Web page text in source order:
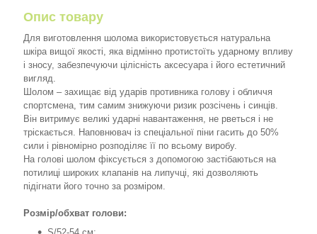
Опис товару
Для виготовлення шолома використовується натуральна
шкіра вищої якості, яка відмінно протистоїть ударному впливу
і зносу, забезпечуючи цілісність аксесуара і його естетичний
вигляд.
Шолом – захищає від ударів противника голову і обличчя
спортсмена, тим самим знижуючи ризик розсічень і синців.
Він витримує великі ударні навантаження, не рветься і не
тріскається. Наповнювач із спеціальної піни гасить до 50%
сили і рівномірно розподіляє її по всьому виробу.
На голові шолом фіксується з допомогою застібаються на
потилиці широких клапанів на липучці, які дозволяють
підігнати його точно за розміром.
Розмір/обхват голови: